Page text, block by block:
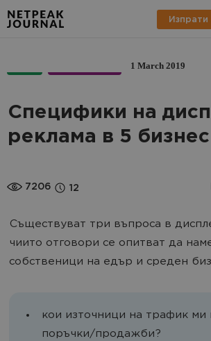
Изпрати
1 March 2019
Специфики на
реклама в 5
7206 12
Съществуват три въпроса в
чиито отговори се опитват да
собственици на едър и среден
кои източници на трафик ми
поръчки/продажби?